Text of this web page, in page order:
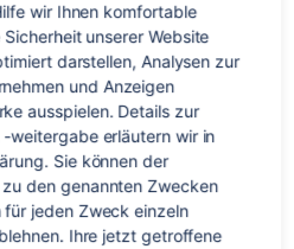
wir Ihnen komfortable
unserer Website
darstellen, Analysen zur
und Anzeigen
ausspielen. Details zur
weitergabe erläutern wir in
Sie können der
den genannten Zwecken
jeden Zweck einzeln
Ihre jetzt getroffene